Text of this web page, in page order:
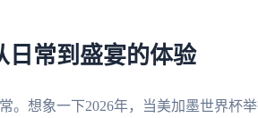
日常到盛宴的体验
。想象一下2026年，当美加墨世界杯